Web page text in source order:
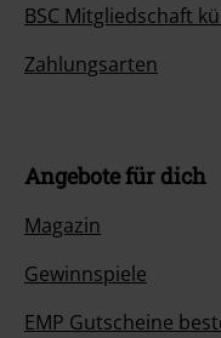
BSC Mitgliedschaft
Zahlungsarten
Angebote für dich
Magazin
Gewinnspiele
EMP Gutscheine